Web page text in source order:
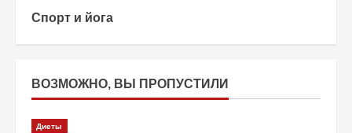
Спорт и йога
ВОЗМОЖНО, ВЫ ПРОПУСТИЛИ
Диеты